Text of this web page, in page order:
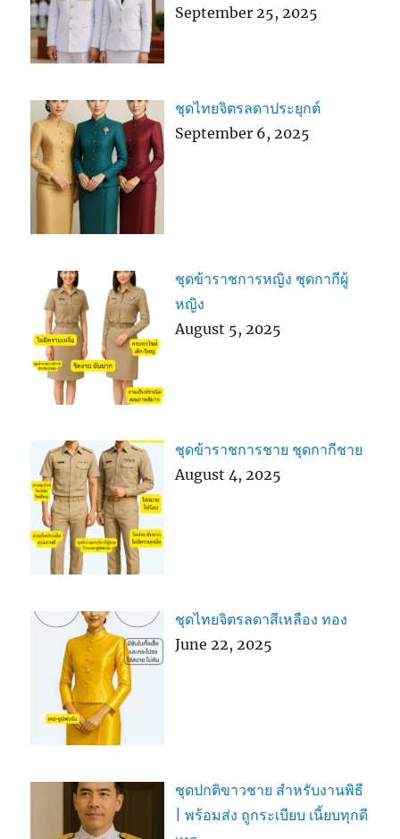
September 25, 2025
ชุดไทยจิตรลดาประยุกต์
September 6, 2025
ชุดข้าราชการหญิง ชุดกากีผู้
หญิง
August 5, 2025
ชุดข้าราชการชาย ชุดกากีชาย
August 4, 2025
ชุดไทยจิตรลดาสีเหลือง ทอง
June 22, 2025
ชุดปกติขาวชาย สำหรับงานพิธี
| พร้อมส่ง ถูกระเบียบ เนี้ยบทุกดี